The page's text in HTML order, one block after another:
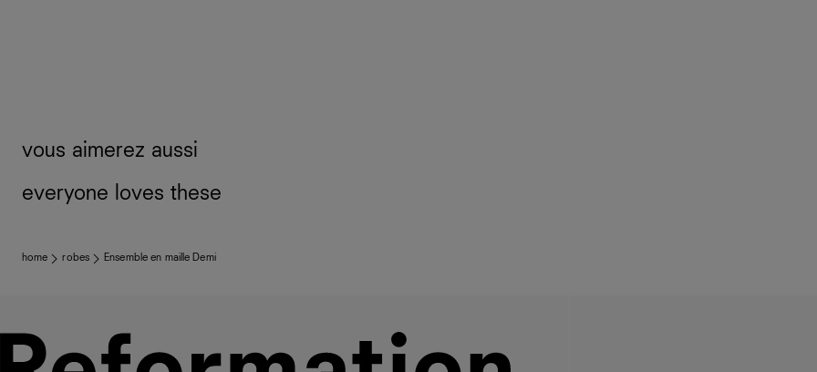
vous aimerez aussi
everyone loves these
home robes Ensemble en maille Demi